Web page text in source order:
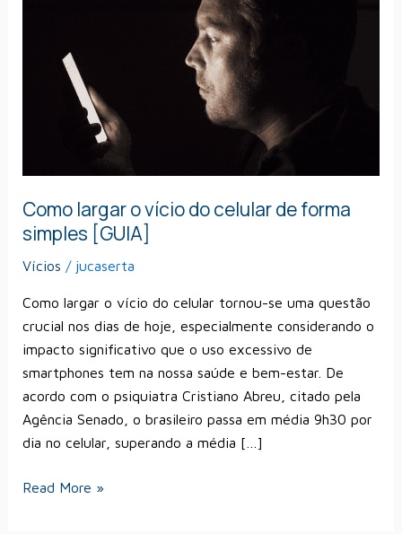
Como largar o vício do celular de forma
simples [GUIA]
Vícios / jucaserta
Como largar o vício do celular tornou-se uma questão
crucial nos dias de hoje, especialmente considerando o
impacto significativo que o uso excessivo de
smartphones tem na nossa saúde e bem-estar. De
acordo com o psiquiatra Cristiano Abreu, citado pela
Agência Senado, o brasileiro passa em média 9h30 por
dia no celular, superando a média […]
simples
Read More »